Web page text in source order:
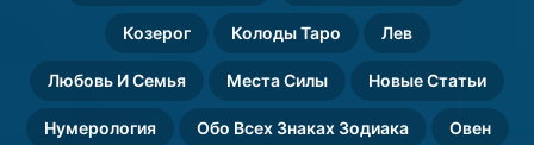
Козерог Колоды Таро Лев
Любовь И Семья Места Силы Новые Статьи
Нумерология Обо Всех Знаках Зодиака Овен